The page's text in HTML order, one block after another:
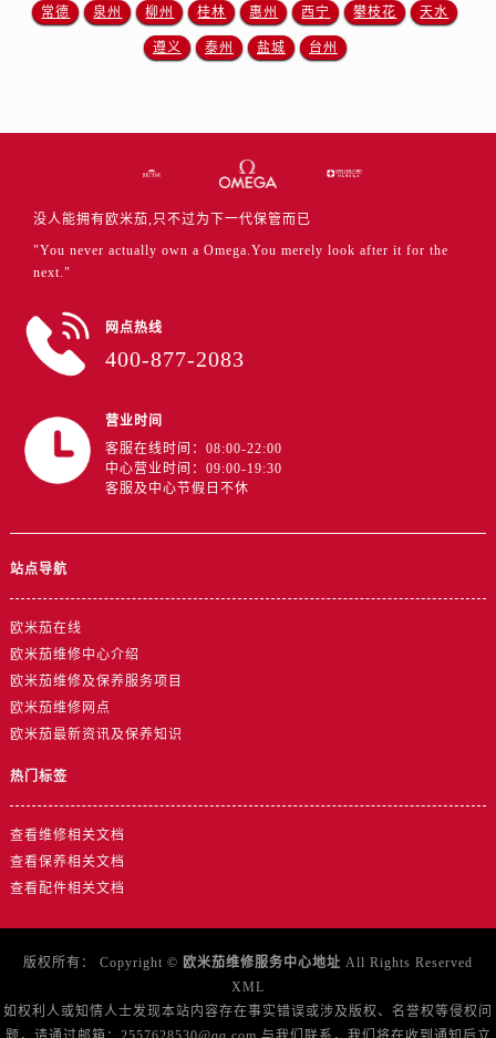
山东省德州市德城区东风中路售后服务中心（需提前预约）
广东省潮州市潮安区新风路与潮汕路交汇处售后服务中心（需提前预约）
常德 泉州 柳州 桂林 惠州 西宁 攀枝花 天水
遵义 泰州 盐城 台州
没人能拥有欧米茄,只不过为下一代保管而已
"You never actually own a Omega.You merely look after it for the
next."
网点热线
400-877-2083
营业时间
客服在线时间：08:00-22:00
中心营业时间：09:00-19:30
客服及中心节假日不休
站点导航
欧米茄在线
欧米茄维修中心介绍
欧米茄维修及保养服务项目
欧米茄维修网点
欧米茄最新资讯及保养知识
热门标签
查看维修相关文档
查看保养相关文档
查看配件相关文档
版权所有： Copyright © 欧米茄维修服务中心地址 All Rights Reserved
XML
如权利人或知情人士发现本站内容存在事实错误或涉及版权、名誉权等侵权问